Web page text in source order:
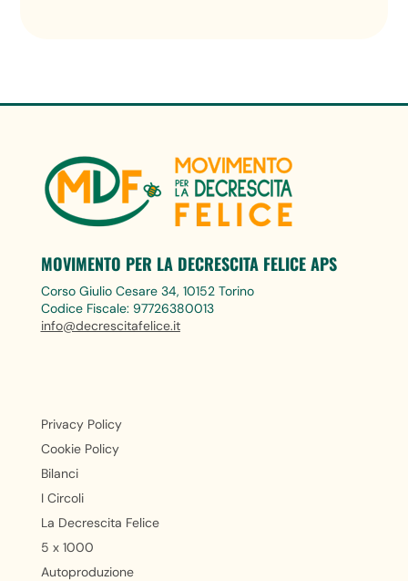
MOVIMENTO PER LA DECRESCITA FELICE APS
Corso Giulio Cesare 34, 10152 Torino
Codice Fiscale: 97726380013
info@decrescitafelice.it
Privacy Policy
Cookie Policy
Bilanci
I Circoli
La Decrescita Felice
5 x 1000
Autoproduzione